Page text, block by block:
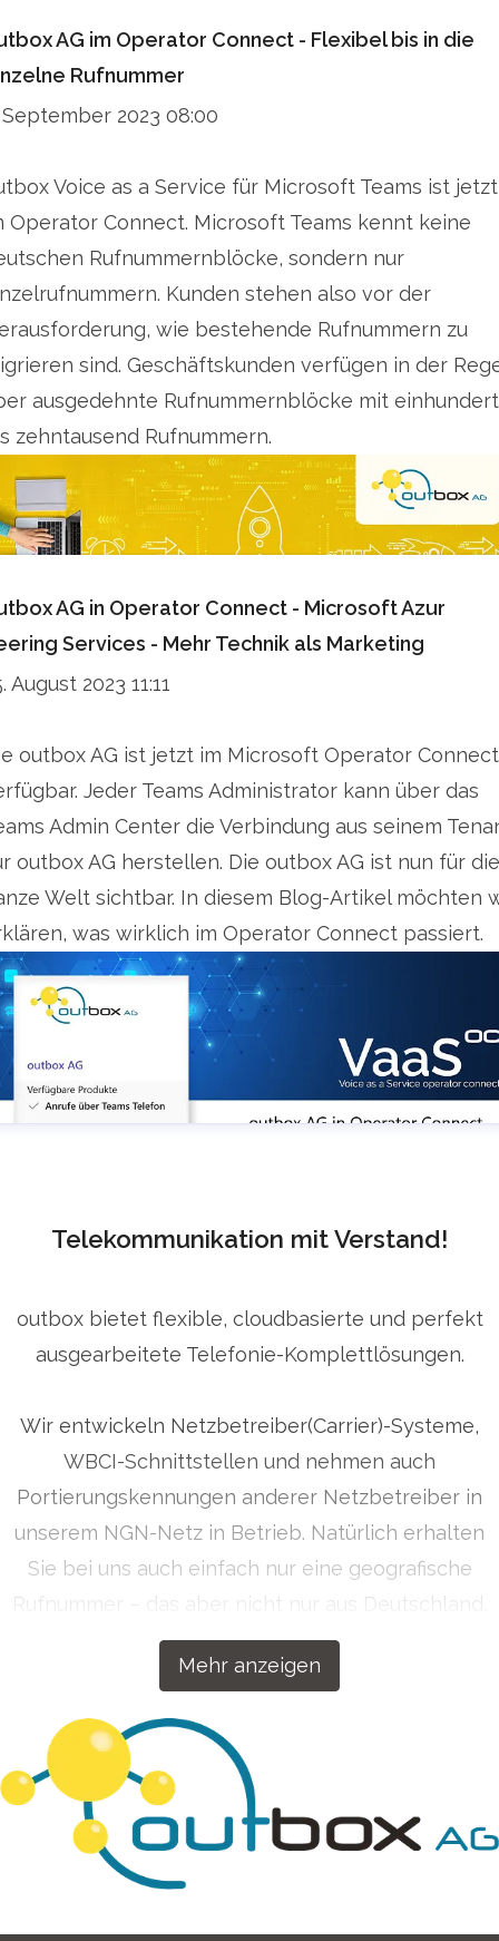
AG im Operator Connect - Flexibel bis in die
Rufnummer
September 2023 08:00
Voice as a Service für Microsoft Teams ist jetzt
Operator Connect. Microsoft Teams kennt keine
Rufnummernblöcke, sondern nur
Kunden stehen also vor der
wie bestehende Rufnummern zu
sind. Geschäftskunden verfügen in der
ausgedehnte Rufnummernblöcke mit einhundert
zehntausend Rufnummern.
AG in Operator Connect - Microsoft Azur
Services - Mehr Technik als Marketing
August 2023 11:11
outbox AG ist jetzt im Microsoft Operator Connect
Jeder Teams Administrator kann über das
Admin Center die Verbindung aus seinem
outbox AG herstellen. Die outbox AG ist nun für die
Welt sichtbar. In diesem Blog-Artikel möchten
was wirklich im Operator Connect passiert.
Telekommunikation mit Verstand!
Mehr anzeigen
outbox bietet flexible, cloudbasierte und perfekt
ausgearbeitete Telefonie-Komplettlösungen.
Wir entwickeln Netzbetreiber(Carrier)-Systeme,
WBCI-Schnittstellen und nehmen auch
Portierungskennungen anderer Netzbetreiber in
unserem NGN-Netz in Betrieb. Natürlich erhalten
Sie bei uns auch einfach nur eine geografische
Rufnummer – das aber nicht nur aus Deutschland,
sondern auf Wunsch auch aus über 50 Ländern
weltweit. Getreu dem Motto „Wenn wir etwas
unsere Kommunikationslösungen für Ihren Erfolg
konzipiert.